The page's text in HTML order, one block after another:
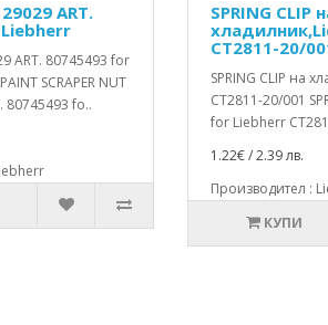
ART.
ART. 80745493 for
SCRAPER NUT
80745493 fo..
SPRING CLIP
CT2811-20/
SPRING CLIP на
CT2811-20/001
for Liebherr
1.22€ / 2.39 лв.
Производител :
КУПИ